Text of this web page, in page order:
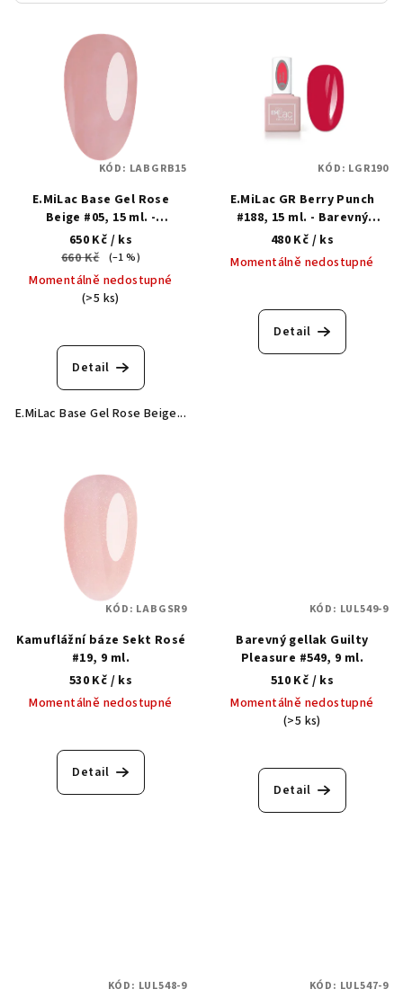
E.MiLac Base Gel Rose
Beige #05, 15 ml. -
Modelační kamuflážní báze
650 Kč / ks
660 Kč
(–1 %)
Momentálně nedostupné
(>5 ks)
Detail
E.MiLac Base Gel Rose Beige...
KÓD: LABGRB15
E.MiLac GR Berry Punch
#188, 15 ml. - Barevný
gellak
480 Kč / ks
Momentálně nedostupné
Detail
KÓD: LGR190
Kamuflážní báze Sekt Rosé
#19, 9 ml.
530 Kč / ks
Momentálně nedostupné
Detail
KÓD: LABGSR9
Barevný gellak Guilty
Pleasure #549, 9 ml.
510 Kč / ks
Momentálně nedostupné
(>5 ks)
Detail
KÓD: LUL549-9
KÓD: LUL548-9 KÓD: LUL547-9